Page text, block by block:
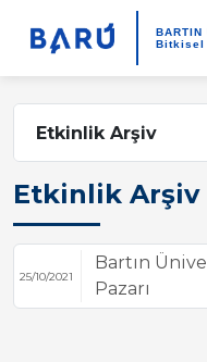
BARTIN
Bitkisel
Etkinlik Arşiv
Etkinlik Arşiv
25/10/2021
Bartın
Pazarı